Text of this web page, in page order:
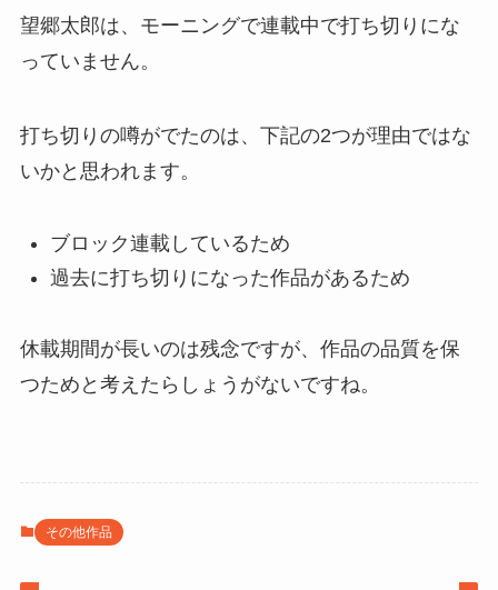
望郷太郎は、モーニングで連載中で打ち切りにな
っていません。
打ち切りの噂がでたのは、下記の2つが理由ではな
いかと思われます。
ブロック連載しているため
過去に打ち切りになった作品があるため
休載期間が長いのは残念ですが、作品の品質を保
つためと考えたらしょうがないですね。
その他作品